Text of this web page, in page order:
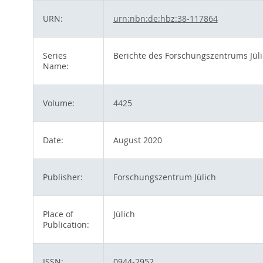
URN: urn:nbn:de:hbz:38-117864
Series
Name:
Berichte des Forschungszentrums
Volume: 4425
Date: August 2020
Publisher: Forschungszentrum Jülich
Place of
Publication:
Jülich